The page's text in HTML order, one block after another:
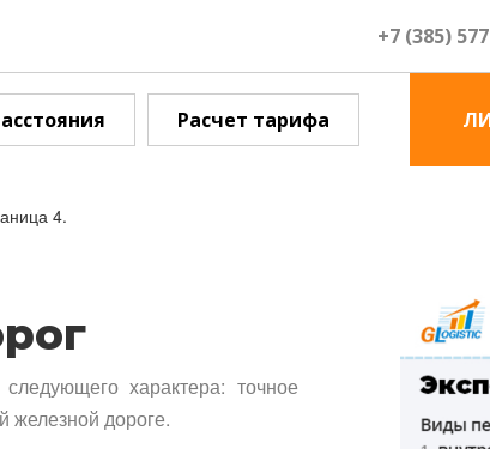
+7 (385)
Расчет тарифа
4.
характера: точное
железной дороге.